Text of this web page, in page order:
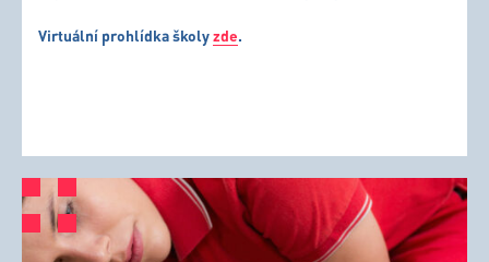
Virtuální prohlídka školyzde.